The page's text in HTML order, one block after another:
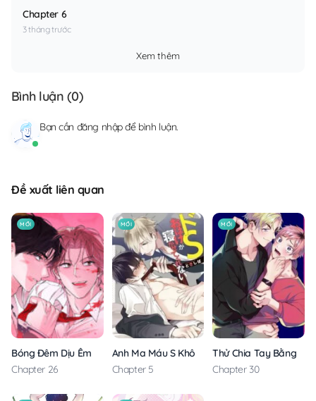
Chapter 6
3 tháng trước
Xem thêm
Bình luận (0)
Bạn cần đăng nhậpđể bình luận.
Đề xuất liên quan
MỚI
Bóng Đêm Dịu Êm
Chapter 26
MỚI
Anh Ma Máu S Không Cho Tôi Ngủ Yên
Chapter 5
MỚI
Thử Chia Tay Bằng
Chapter 30